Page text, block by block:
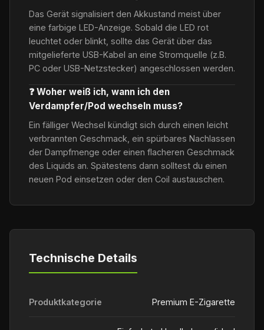
Das Gerät signalisiert den Akkustand meist über
eine farbige LED-Anzeige. Sobald die LED rot
leuchtet oder blinkt, sollte das Gerät über das
mitgelieferte USB-Kabel an eine Stromquelle (z.B.
PC oder USB-Netzstecker) angeschlossen werden.
❓ Woher weiß ich, wann ich den
Verdampfer/Pod wechseln muss?
Ein fälliger Wechsel kündigt sich durch einen leicht
verbrannten Geschmack, ein spürbares Nachlassen
der Dampfmenge oder einen flacheren Geschmack
des Liquids an. Spätestens dann solltest du einen
neuen Pod einsetzen oder den Coil austauschen.
Technische Details
Produktkategorie Premium E-Zigarette